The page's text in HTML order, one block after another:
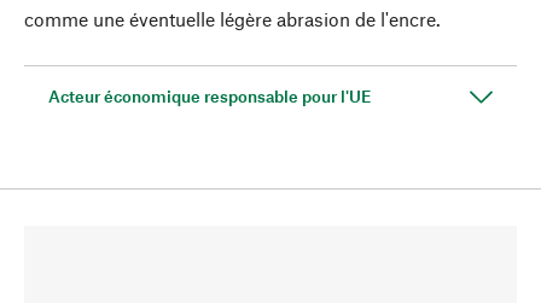
comme une éventuelle légère abrasion de l'encre.
Acteur économique responsable pour l'UE